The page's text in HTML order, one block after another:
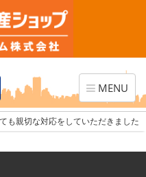
Toggle
navigation
MENU
も親切な対応をしていただきました